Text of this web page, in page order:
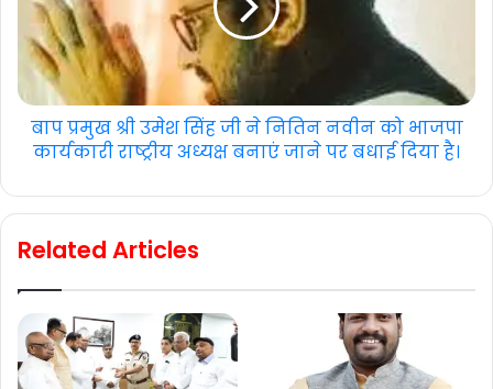
बाप प्रमुख श्री उमेश सिंह जी ने नितिन नवीन को भाजपा
कार्यकारी राष्ट्रीय अध्यक्ष बनाएं जाने पर बधाई दिया है।
Related Articles